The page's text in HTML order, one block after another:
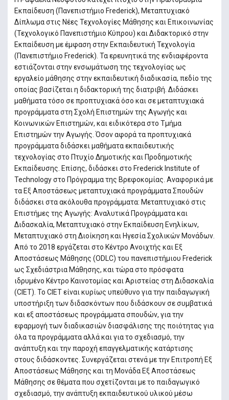
Εκπαίδευση (Πανεπιστήμιο Frederick), Μεταπτυχιακό
Δίπλωμα στις Νέες Τεχνολογίες Μάθησης και Επικοινωνίας
(Τεχνολογικό Πανεπιστήμιο Κύπρου) και Διδακτορικό στην
Εκπαίδευση με έμφαση στην Εκπαιδευτική Τεχνολογία
(Πανεπιστήμιο Frederick). Τα ερευνητικά της ενδιαφέροντα
εστιάζονται στην ενσωμάτωση της τεχνολογίας ως
εργαλείο μάθησης στην εκπαιδευτική διαδικασία, πεδίο της
οποίας βασίζεται η διδακτορική της διατριβή. Διδάσκει
μαθήματα τόσο σε προπτυχιακά όσο και σε μεταπτυχιακά
προγράμματα στη Σχολή Επιστημών της Αγωγής και
Κοινωνικών Επιστημών, και ειδικότερα στο Τμήμα
Επιστημών την Αγωγής. Όσον αφορά τα προπτυχιακά
προγράμματα διδάσκει μαθήματα εκπαιδευτικής
τεχνολογίας στο Πτυχίο Δημοτικής και Προδημοτικής
Εκπαίδευσης. Επίσης, διδάσκει στο Frederick Institute of
Technology στο Πρόγραμμα της Βρεφοκομίας. Αναφορικά με
τα Εξ Αποστάσεως μεταπτυχιακά προγράμματα Σπουδών
διδάσκει στα ακόλουθα προγράμματα: Μεταπτυχιακό στις
Επιστήμες της Αγωγής: Αναλυτικά Προγράμματα και
Διδασκαλία, Μεταπτυχιακό στην Εκπαίδευση Ενηλίκων,
Μεταπτυχιακό στη Διοίκηση και Ηγεσία Σχολικών Μονάδων.
Από το 2018 εργάζεται στο Κέντρο Ανοιχτής και Εξ
Αποστάσεως Μάθησης (ODLC) του πανεπιστήμιου Frederick
ως Σχεδιάστρια Μάθησης, και τώρα στο πρόσφατα
ιδρυμένο Κέντρο Καινοτομίας και Αριστείας στη Διδασκαλία
(CIET). Το CIET είναι κυρίως υπεύθυνο για την παιδαγωγική
υποστήριξη των διδασκόντων που διδάσκουν σε συμβατικά
και εξ αποστάσεως προγράμματα σπουδών, για την
εφαρμογή των διαδικασιών διασφάλισης της ποιότητας για
όλα τα προγράμματα αλλά και για το σχεδιασμό, την
ανάπτυξη και την παροχή επαγγελματικής κατάρτισης
στους διδάσκοντες. Συνεργάζεται στενά με την Επιτροπή Εξ
Αποστάσεως Μάθησης και τη Μονάδα Εξ Αποστάσεως
Μάθησης σε θέματα που σχετίζονται με το παιδαγωγικό
σχεδιασμό, την ανάπτυξη εκπαιδευτικού υλικού μέσω